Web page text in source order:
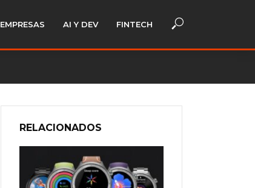
EMPRESAS AI Y DEV FINTECH
RELACIONADOS